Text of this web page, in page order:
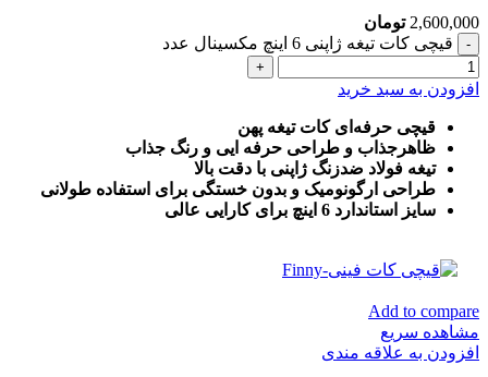
2,600,000 تومان
قیچی کات تیغه ژاپنی 6 اینچ مکسینال عدد
افزودن به سبد خرید
قیچی حرفه‌ای کات تیغه پهن
ظاهرجذاب و طراحی حرفه ایی و رنگ جذاب
تیغه فولاد ضدزنگ ژاپنی با دقت بالا
طراحی ارگونومیک و بدون خستگی برای استفاده طولانی
سایز استاندارد 6 اینچ برای کارایی عالی
Add to compare
مشاهده سریع
افزودن به علاقه مندی